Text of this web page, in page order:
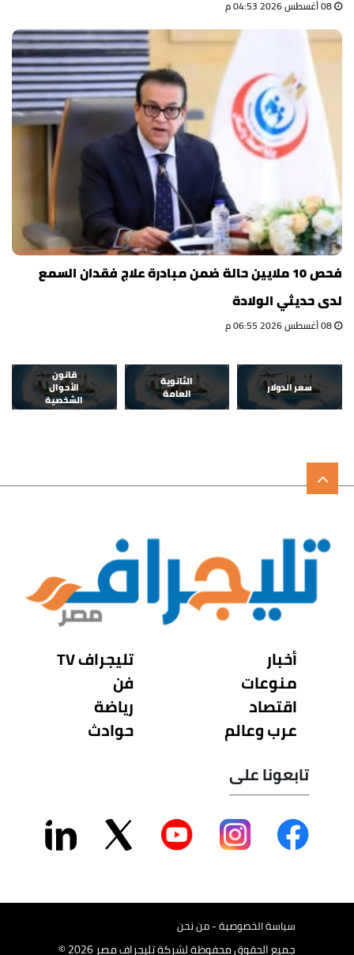
فحص 10 ملايين حالة ضمن مبادرة علاج فقدان السمع
لدى حديثي الولادة
سعر الدولار
الثانوية
العامة
قانون
الأحوال
الشخصية
أخبار
منوعات
اقتصاد
عرب وعالم
تليجراف TV
فن
رياضة
حوادث
تابعونا على
سياسة الخصوصية - من نحن
جميع الحقوق محفوظة لشركة تليجراف مصر 2026 ©